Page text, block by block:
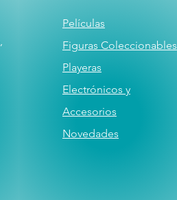
Películas
Figuras Coleccionables
Playeras
Electrónicos y
Accesorios
Novedades